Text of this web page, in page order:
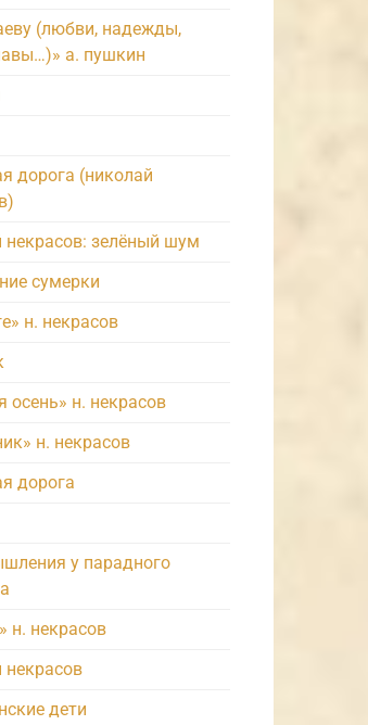
(любви, надежды,
а. пушкин
дорога (николай
некрасов: зелёный шум
сумерки
н. некрасов
осень» н. некрасов
н. некрасов
дорога
у парадного
н. некрасов
некрасов
дети